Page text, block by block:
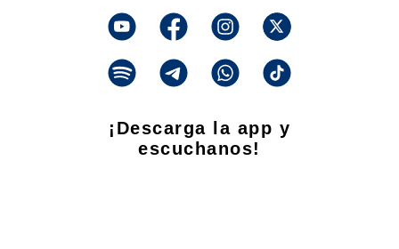
¡Descarga la app y
escuchanos!